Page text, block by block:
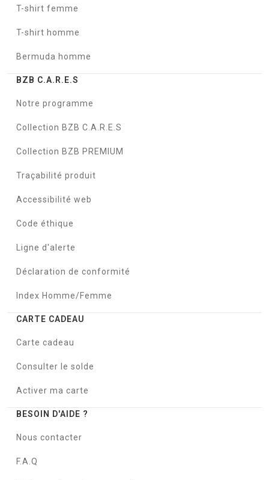
T-shirt femme
T-shirt homme
Bermuda homme
BZB C.A.R.E.S
Notre programme
Collection BZB C.A.R.E.S
Collection BZB PREMIUM
Traçabilité produit
Accessibilité web
Code éthique
Ligne d'alerte
Déclaration de conformité
Index Homme/Femme
CARTE CADEAU
Carte cadeau
Consulter le solde
Activer ma carte
BESOIN D'AIDE ?
Nous contacter
F.A.Q